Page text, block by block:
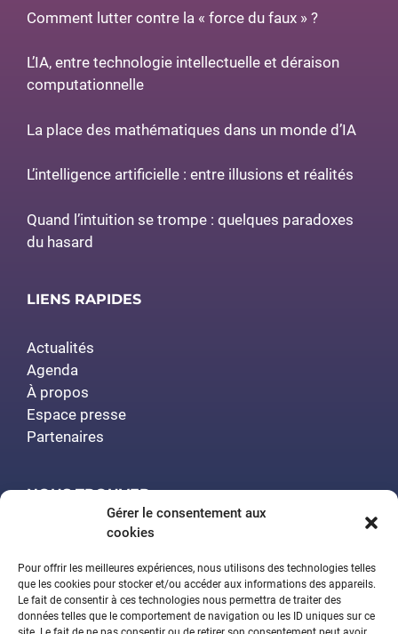
Gérer le consentement aux
cookies
Pour offrir les meilleures expériences, nous utilisons des technologies telles
que les cookies pour stocker et/ou accéder aux informations des appareils.
Le fait de consentir à ces technologies nous permettra de traiter des
données telles que le comportement de navigation ou les ID uniques sur ce
Comment lutter contre la « force du faux » ?
L’IA, entre technologie intellectuelle et déraison
computationnelle
La place des mathématiques dans un monde d’IA
L’intelligence artificielle : entre illusions et réalités
Quand l’intuition se trompe : quelques paradoxes
du hasard
LIENS RAPIDES
Actualités
Agenda
À propos
Espace presse
Partenaires
NOUS TROUVER
Polytech Nancy
Amphithéâtre Demange
2 rue Jean Lamour
54519 Vandœuvre-lès-Nancy